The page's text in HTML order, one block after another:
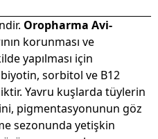
Oropharma Avi-
korunması ve
yapılması için
sorbitol ve B12
Yavru kuşlarda tüylerin
pigmentasyonunun göz
sezonunda yetişkin